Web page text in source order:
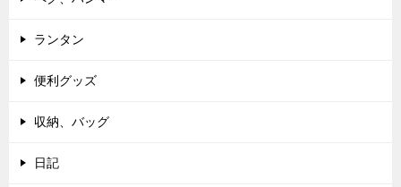
ランタン
便利グッズ
収納、バッグ
日記